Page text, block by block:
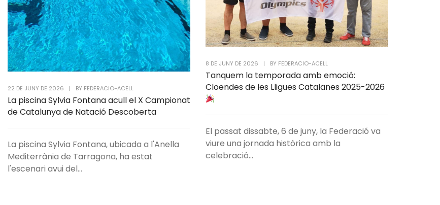
22 DE JUNY DE 2026 | BY FEDERACIO-ACELL
La piscina Sylvia Fontana acull el X Campionat
de Catalunya de Natació Descoberta
La piscina Sylvia Fontana, ubicada a l'Anella
Mediterrània de Tarragona, ha estat
l'escenari avui del...
8 DE JUNY DE 2026 | BY FEDERACIO-ACELL
Tanquem la temporada amb emoció:
Cloendes de les Lligues Catalanes 2025-2026
El passat dissabte, 6 de juny, la Federació va
viure una jornada històrica amb la
celebració...